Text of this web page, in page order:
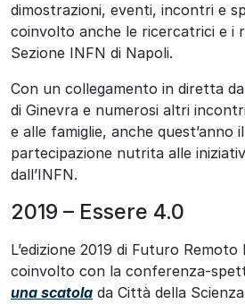
dimostrazioni, eventi, incontri e
coinvolto anche le ricercatrici e i
Sezione INFN di Napoli.
Con un collegamento in diretta
di Ginevra e numerosi altri
e alle famiglie, anche quest’anno
partecipazione nutrita alle
dall’INFN.
2019 – Essere 4.0
L’edizione 2019 di Futuro Remoto
coinvolto con la conferenza-
una scatola da Città della